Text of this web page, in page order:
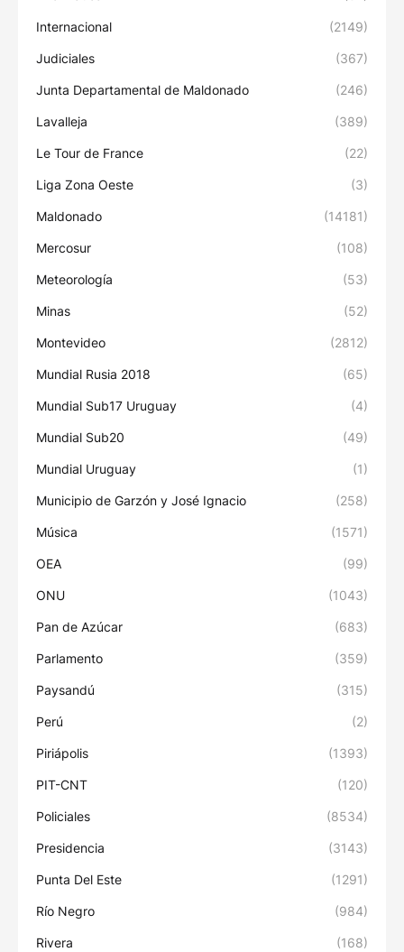
Internacional (2149)
Judiciales (367)
Junta Departamental de Maldonado (246)
Lavalleja (389)
Le Tour de France (22)
Liga Zona Oeste (3)
Maldonado (14181)
Mercosur (108)
Meteorología (53)
Minas (52)
Montevideo (2812)
Mundial Rusia 2018 (65)
Mundial Sub17 Uruguay (4)
Mundial Sub20 (49)
Mundial Uruguay (1)
Municipio de Garzón y José Ignacio (258)
Música (1571)
OEA (99)
ONU (1043)
Pan de Azúcar (683)
Parlamento (359)
Paysandú (315)
Perú (2)
Piriápolis (1393)
PIT-CNT (120)
Policiales (8534)
Presidencia (3143)
Punta Del Este (1291)
Río Negro (984)
Rivera (168)